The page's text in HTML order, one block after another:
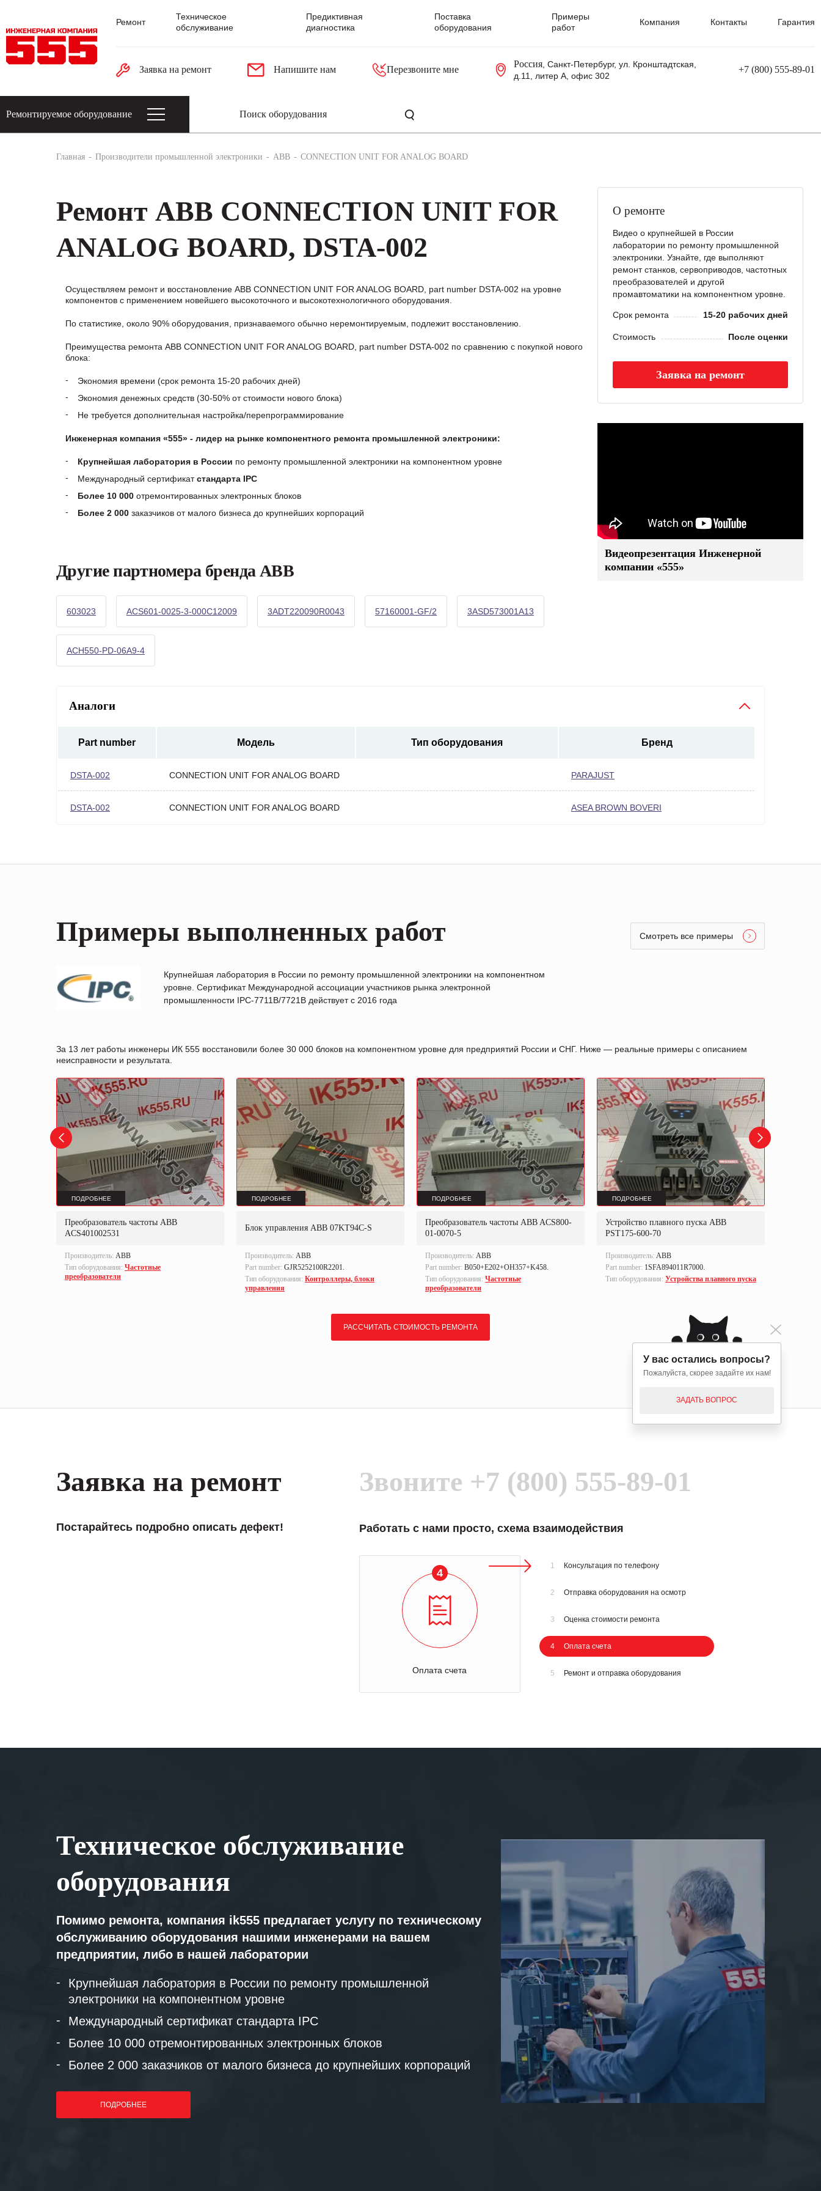
Ремонт
Техническое
обслуживание
Предиктивная
диагностика
Поставка
оборудования
Примеры
работ
Компания Контакты Гарантия
Заявка на ремонт Напишите нам Перезвоните мне
Россия, Санкт-Петербург, ул. Кронштадтская,
д.11, литер А, офис 302
+7 (800) 555-89-01
Ремонтируемое оборудование
Главная Производители промышленной электроники ABB CONNECTION UNIT FOR ANALOG BOARD
Ремонт ABB CONNECTION UNIT FOR
ANALOG BOARD, DSTA-002
Осуществляем ремонт и восстановление ABB CONNECTION UNIT FOR ANALOG BOARD, part number DSTA-002 на уровне
компонентов с применением новейшего высокоточного и высокотехнологичного оборудования.
По статистике, около 90% оборудования, признаваемого обычно неремонтируемым, подлежит восстановлению.
Преимущества ремонта ABB CONNECTION UNIT FOR ANALOG BOARD, part number DSTA-002 по сравнению с покупкой нового
блока:
Экономия времени (срок ремонта 15-20 рабочих дней)
Экономия денежных средств (30-50% от стоимости нового блока)
Не требуется дополнительная настройка/перепрограммирование
Инженерная компания «555» - лидер на рынке компонентного ремонта промышленной электроники:
Крупнейшая лаборатория в России по ремонту промышленной электроники на компонентном уровне
Международный сертификатстандарта IPC
Более 10 000 отремонтированных электронных блоков
Более 2 000 заказчиков от малого бизнеса до крупнейших корпораций
Другие партномера бренда ABB
603023 ACS601-0025-3-000C12009 3ADT220090R0043 57160001-GF/2 3ASD573001A13
ACH550-PD-06A9-4
О ремонте
Видео о крупнейшей в России
лаборатории по ремонту промышленной
электроники. Узнайте, где выполняют
ремонт станков, сервоприводов, частотных
преобразователей и другой
промавтоматики на компонентном уровне.
Срок ремонта 15-20 рабочих дней
Стоимость После оценки
Заявка на ремонт
Видеопрезентация Инженерной
компании «555»
Аналоги
Part number Модель Тип оборудования Бренд
DSTA-002 CONNECTION UNIT FOR ANALOG BOARD PARAJUST
DSTA-002 CONNECTION UNIT FOR ANALOG BOARD ASEA BROWN BOVERI
Примеры выполненных работ
Крупнейшая лаборатория в России по ремонту промышленной электроники на компонентном
уровне. Сертификат Международной ассоциации участников рынка электронной
промышленности IPC-7711B/7721B действует с 2016 года
Смотреть все примеры
За 13 лет работы инженеры ИК 555 восстановили более 30 000 блоков на компонентном уровне для предприятий России и СНГ. Ниже — реальные примеры с описанием
неисправности и результата.
ПОДРОБНЕЕ
Преобразователь частоты ABB
ACS401002531
Производитель: ABB
Тип оборудования: Частотные
преобразователи
ПОДРОБНЕЕ
Блок управления ABB 07KT94C-S
Производитель: ABB
Part number: GJR5252100R2201.
Тип оборудования: Контроллеры, блоки
управления
ПОДРОБНЕЕ
Преобразователь частоты ABB ACS800-
01-0070-5
Производитель: ABB
Part number: B050+E202+OH357+K458.
Тип оборудования: Частотные
преобразователи
ПОДРОБНЕЕ
Устройство плавного пуска ABB
PST175-600-70
Производитель: ABB
Part number: 1SFA894011R7000.
Тип оборудования: Устройства плавного пуска
РАССЧИТАТЬ СТОИМОСТЬ РЕМОНТА
Заявка на ремонт
Постарайтесь подробно описать дефект!
Звоните +7 (800) 555-89-01
Работать с нами просто, схема взаимодействия
4
Оплата счета
1 Консультация по телефону
2 Отправка оборудования на осмотр
3 Оценка стоимости ремонта
4 Оплата счета
5 Ремонт и отправка оборудования
Техническое обслуживание
оборудования
Помимо ремонта, компания ik555 предлагает услугу по техническому
обслуживанию оборудования нашими инженерами на вашем
предприятии, либо в нашей лаборатории
Крупнейшая лаборатория в России по ремонту промышленной
электроники на компонентном уровне
Международный сертификат стандарта IPC
Более 10 000 отремонтированных электронных блоков
Более 2 000 заказчиков от малого бизнеса до крупнейших корпораций
ПОДРОБНЕЕ
У вас остались вопросы?
Пожалуйста, скорее задайте их нам!
ЗАДАТЬ ВОПРОС